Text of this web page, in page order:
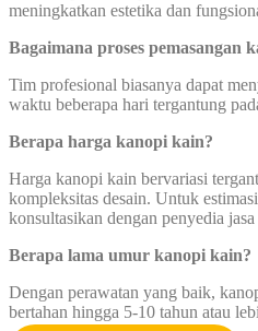
meningkatkan estetika dan
Bagaimana proses pemasangan
Tim profesional biasanya dapat
waktu beberapa hari tergantung
Berapa harga kanopi kain?
Harga kanopi kain bervariasi
kompleksitas desain. Untuk
konsultasikan dengan penyedia
Berapa lama umur kanopi kain?
Dengan perawatan yang baik,
bertahan hingga 5-10 tahun atau